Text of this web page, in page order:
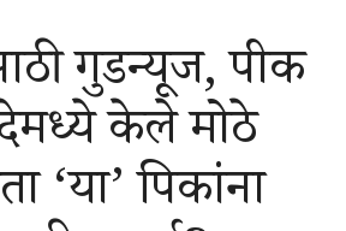
गुडन्यूज, पीक
केले मोठे
‘या’ पिकांना